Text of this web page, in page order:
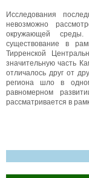
Исследования
невозможно
окружающей
существование в
Тирренской
значительную часть
отличалось друг от
региона шло в
равномерном
рассматривается в